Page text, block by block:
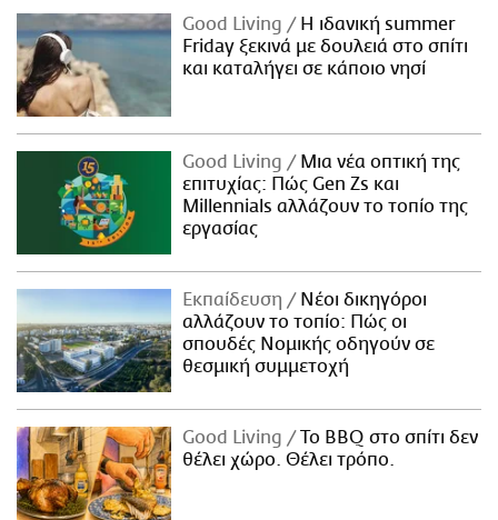
Good Living
Η ιδανική summer
Friday ξεκινά με δουλειά στο σπίτι
και καταλήγει σε κάποιο νησί
Good Living
Μια νέα οπτική της
επιτυχίας: Πώς Gen Zs και
Millennials αλλάζουν το τοπίο της
εργασίας
Εκπαίδευση
Νέοι δικηγόροι
αλλάζουν το τοπίο: Πώς οι
σπουδές Νομικής οδηγούν σε
θεσμική συμμετοχή
Good Living
Το BBQ στο σπίτι δεν
θέλει χώρο. Θέλει τρόπο.